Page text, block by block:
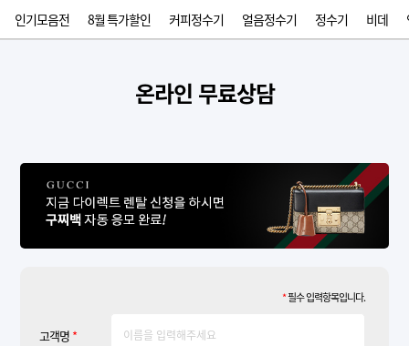
인기모음전 8월 특가할인 커피정수기 얼음정수기 정수기 비데
온라인 무료상담
*필수 입력항목입니다.
고객명 *